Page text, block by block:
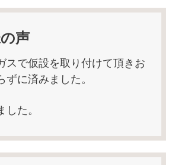
声
スで仮設を取り付けて頂きお
に済みました。
した。